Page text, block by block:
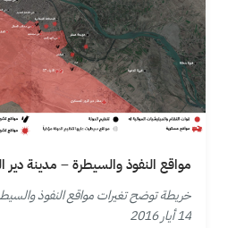
مواقع النفوذ والسيطرة – مدينة دير الزور – 14
خريطة توضح تغيرات مواقع النفوذ
14 أيار 2016